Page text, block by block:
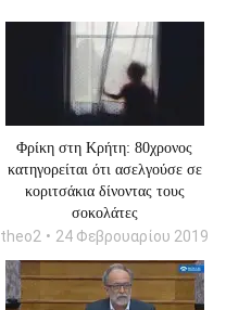
Φρίκη στη Κρήτη: 80χρονος
κατηγορείται ότι ασελγούσε σε
κοριτσάκια δίνοντας τους
σοκολάτες
theo2 24 Φεβρουαρίου 2019